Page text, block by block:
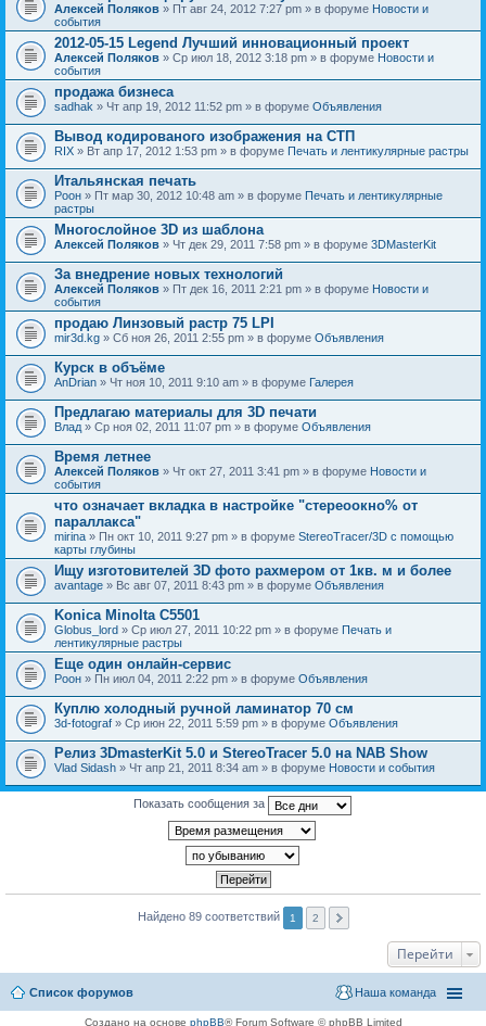
Алексей Поляков » Пт авг 24, 2012 7:27 pm » в форуме Новости и
события
2012-05-15 Legend Лучший инновационный проект
Алексей Поляков » Ср июл 18, 2012 3:18 pm » в форуме Новости и
события
продажа бизнеса
sadhak » Чт апр 19, 2012 11:52 pm » в форуме Объявления
Вывод кодированого изображения на СТП
RIX » Вт апр 17, 2012 1:53 pm » в форуме Печать и лентикулярные растры
Итальянская печать
Pоон » Пт мар 30, 2012 10:48 am » в форуме Печать и лентикулярные
растры
Многослойное 3D из шаблона
Алексей Поляков » Чт дек 29, 2011 7:58 pm » в форуме 3DMasterKit
За внедрение новых технологий
Алексей Поляков » Пт дек 16, 2011 2:21 pm » в форуме Новости и
события
продаю Линзовый растр 75 LPI
mir3d.kg » Сб ноя 26, 2011 2:55 pm » в форуме Объявления
Курск в объёме
AnDrian » Чт ноя 10, 2011 9:10 am » в форуме Галерея
Предлагаю материалы для 3D печати
Влад » Ср ноя 02, 2011 11:07 pm » в форуме Объявления
Время летнее
Алексей Поляков » Чт окт 27, 2011 3:41 pm » в форуме Новости и
события
что означает вкладка в настройке "стереоокно% от
параллакса"
mirina » Пн окт 10, 2011 9:27 pm » в форуме StereoTracer/3D с помощью
карты глубины
Ищу изготовителей 3D фото рахмером от 1кв. м и более
avantage » Вс авг 07, 2011 8:43 pm » в форуме Объявления
Konica Minolta C5501
Globus_lord » Ср июл 27, 2011 10:22 pm » в форуме Печать и
лентикулярные растры
Еще один онлайн-сервис
Pоон » Пн июл 04, 2011 2:22 pm » в форуме Объявления
Куплю холодный ручной ламинатор 70 см
3d-fotograf » Ср июн 22, 2011 5:59 pm » в форуме Объявления
Релиз 3DmasterKit 5.0 и StereoTracer 5.0 на NAB Show
Vlad Sidash » Чт апр 21, 2011 8:34 am » в форуме Новости и события
Показать сообщения за
Найдено 89 соответствий 1 2
Перейти
Список форумов Наша команда
Создано на основе phpBB® Forum Software © phpBB Limited